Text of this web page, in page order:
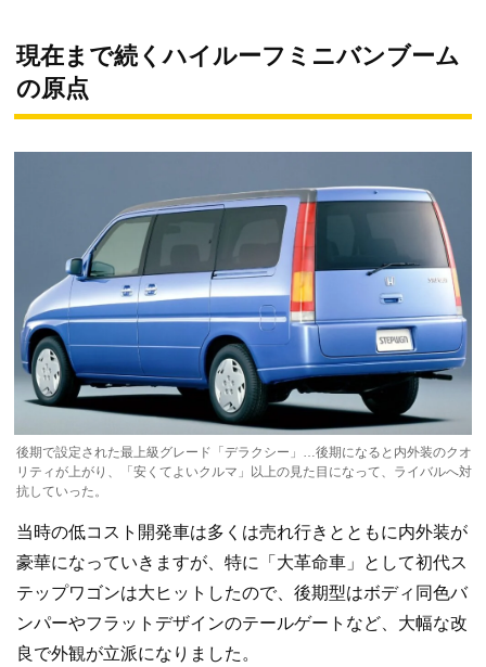
現在まで続くハイルーフミニバンブーム
の原点
後期で設定された最上級グレード「デラクシー」…後期になると内外装のクオ
リティが上がり、「安くてよいクルマ」以上の見た目になって、ライバルへ対
抗していった。
当時の低コスト開発車は多くは売れ行きとともに内外装が
豪華になっていきますが、特に「大革命車」として初代ス
テップワゴンは大ヒットしたので、後期型はボディ同色バ
ンパーやフラットデザインのテールゲートなど、大幅な改
良で外観が立派になりました。